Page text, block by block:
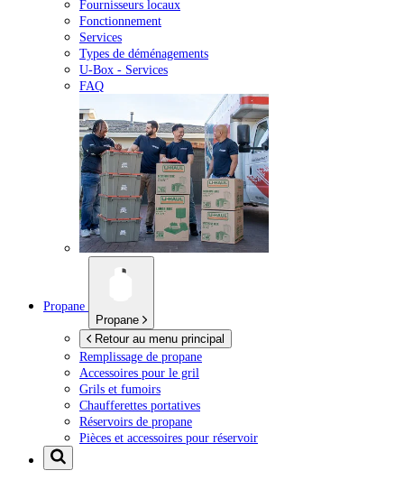
Fournisseurs locaux
Fonctionnement
Services
Types de déménagements
U-Box - Services
FAQ
Propane
Propane
Retour au menu principal
Remplissage de propane
Accessoires pour le gril
Grils et fumoirs
Chaufferettes portatives
Réservoirs de propane
Pièces et accessoires pour réservoir